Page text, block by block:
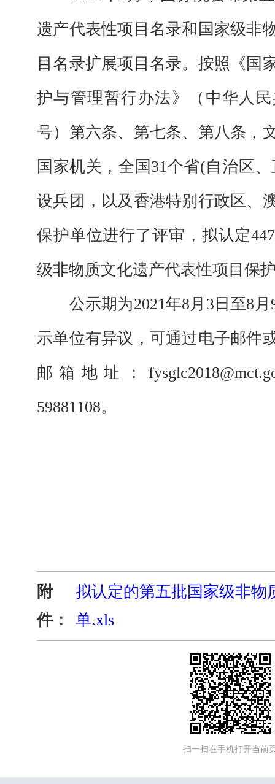
遗产代表性项目名录和国家级非
目名录扩展项目名录。按照《国
护与管理暂行办法》（中华人
号）第六条、第七条、第八条，
国家机关 ， 全国31个省(自治区
设兵团，以及香港特别行政区、
保护单位进行了评审，拟认定
级非物质文化遗产代表性项目保
公示期为2021年8月 3 日至8月
示单位有异议，可通过电子邮件
邮箱地址：
59881108。
附
件：
拟认定的第五批国家级非物
单.xls
扫一扫在手机打开当前